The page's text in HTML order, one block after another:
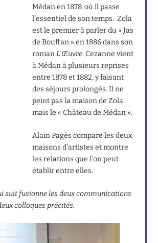
Médan en 1878, où il passe
l’essentiel de son temps. Zola
est le premier à parler du « Jas
de Bouffan » en 1886 dans son
romanL’Œuvre. Cezanne vient
à Médan à plusieurs reprises
entre 1878 et 1882, y faisant
des séjours prolongés. Il ne
peint pas la maison de Zola
mais le « Château de Médan ».
Alain Pagès compare les deux
maisons d’artistes et montre
les relations que l’on peut
établir entre elles.
suit fusionne les deux communications
colloques précités.